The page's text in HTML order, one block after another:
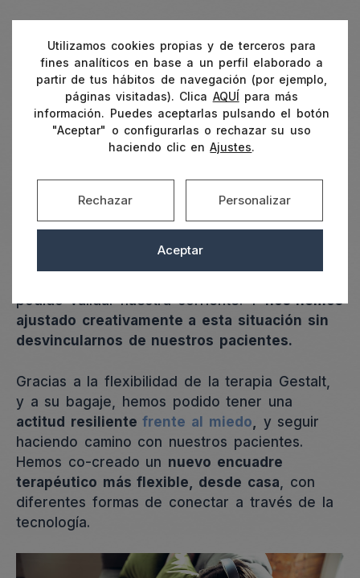
durante la cuarentena
La posibilidad deflexibilizar el cuerpo teórico
de un método psicoterapéuticopertenece
exclusivamente a la Psicoterapia Gestalt. A
diferencia de otras corrientes de la
psicología,los gestaltistas siempre hemos
gozado de libertad creativa
, subordinada al
acompañamiento, la empatía, la confianza y la
podido validar nuestra corriente. Ynos hemos
ajustado creativamente a esta situación sin
desvincularnos de nuestros pacientes.
Gracias a la flexibilidad de la terapia Gestalt,
y a su bagaje, hemos podido tener una
actitud resilientefrente al miedo
y seguir
haciendo camino con nuestros pacientes.
Hemos co-creado un nuevo encuadre
terapéutico más flexible, desde casa , con
diferentes formas de conectar a través de la
tecnología.
Utilizamos cookies propias y de terceros para
fines analíticos en base a un perfil elaborado a
partir de tus hábitos de navegación (por ejemplo,
páginas visitadas). Clica AQUÍ para más
información. Puedes aceptarlas pulsando el botón
"Aceptar" o configurarlas o rechazar su uso
haciendo clic enAjustes.
Aceptar
Rechazar Personalizar